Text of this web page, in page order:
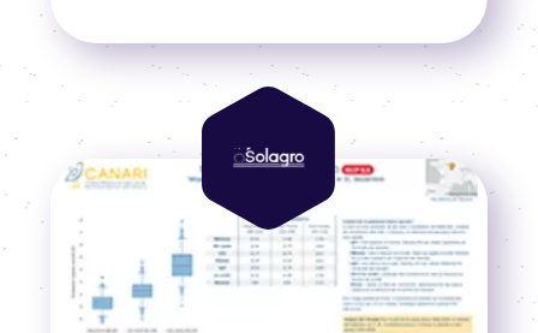
Voir la référence
Image
Image